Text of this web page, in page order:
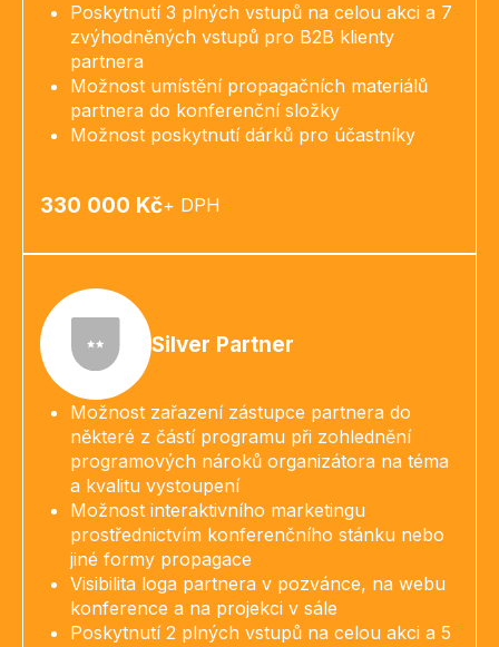
Poskytnutí 3 plných vstupů na celou akci a 7
zvýhodněných vstupů pro B2B klienty
partnera
Možnost umístění propagačních materiálů
partnera do konferenční složky
Možnost poskytnutí dárků pro účastníky
330 000 Kč+ DPH
Silver Partner
Možnost zařazení zástupce partnera do
některé z částí programu při zohlednění
programových nároků organizátora na téma
a kvalitu vystoupení
Možnost interaktivního marketingu
prostřednictvím konferenčního stánku nebo
jiné formy propagace
Visibilita loga partnera v pozvánce, na webu
konference a na projekci v sále
Poskytnutí 2 plných vstupů na celou akci a 5